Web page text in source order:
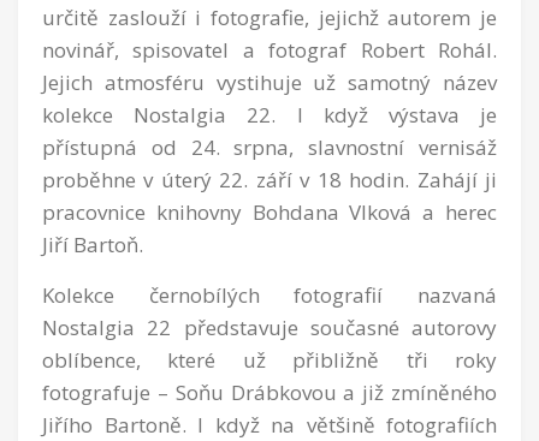
určitě zaslouží i fotografie, jejichž autorem je
novinář, spisovatel a fotograf Robert Rohál.
Jejich atmosféru vystihuje už samotný název
kolekce Nostalgia 22. I když výstava je
přístupná od 24. srpna, slavnostní vernisáž
proběhne v úterý 22. září v 18 hodin. Zahájí ji
pracovnice knihovny Bohdana Vlková a herec
Jiří Bartoň.
Kolekce černobílých fotografií nazvaná
Nostalgia 22 představuje současné autorovy
oblíbence, které už přibližně tři roky
fotografuje – Soňu Drábkovou a již zmíněného
Jiřího Bartoně. I když na většině fotografiích